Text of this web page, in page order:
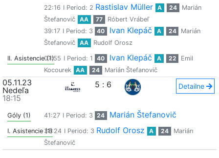
22:16 I Period: 2 Rastislav Müller A 24
Marián
Štefanovič
AA 77
Róbert Vrábeľ
39:17 I Period: 3 40 Ivan Klepáč A 24
Marián
Štefanovič
AA Rudolf Orosz
II. Asistencie (1)
07:55 I Period: 1 40 Ivan Klepáč A 22
Emil
Kocourek
AA 24 Marián Štefanovič
05.11.23
Nedeľa
18:15
5 : 6 Detailne
Góly (1) 41:27 I Period: 3 24 Marián Štefanovič
I. Asistencie (1)38:24 I Period: 3 Rudolf Orosz A 24
Marián
Štefanovič